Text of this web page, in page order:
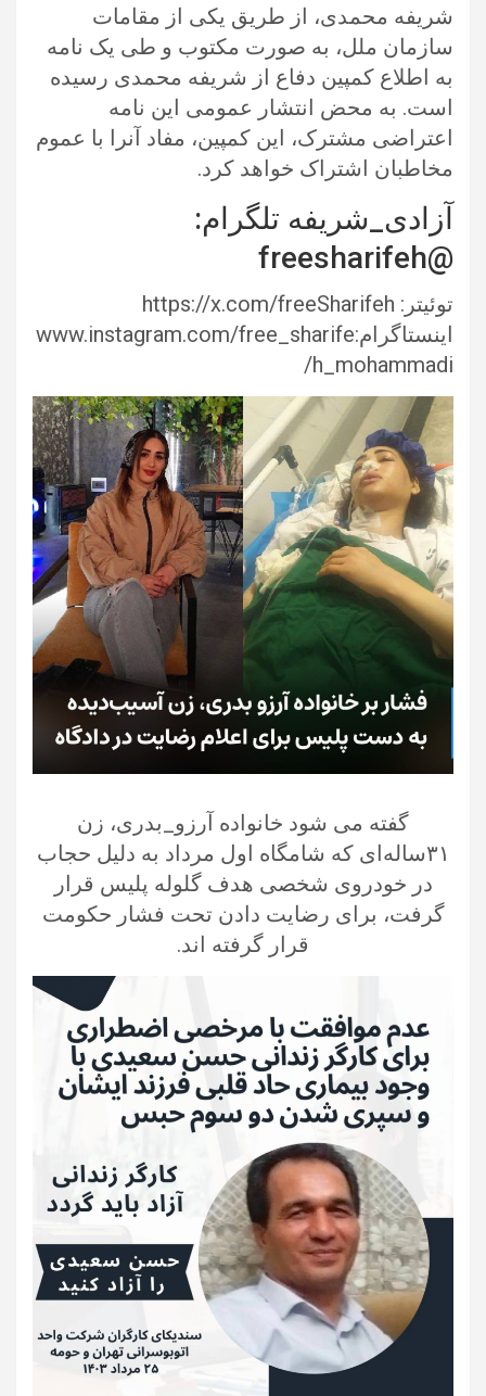
شریفه محمدی، از طریق یکی از مقامات
سازمان ملل، به صورت مکتوب و طی یک نامه
به اطلاع کمپین دفاع از شریفه محمدی رسیده
است. به محض انتشار عمومی این نامه
اعتراضی مشترک، این کمپین، مفاد آنرا با عموم
مخاطبان اشتراک خواهد کرد.
آزادی_شریفه تلگرام:
@freesharifeh
توئیتر: https://x.com/freeSharifeh
اینستاگرام:www.instagram.com/free_sharife
h_mohammadi/
گفته می شود خانواده آرزو_بدری، زن
۳۱ساله‌ای که شامگاه اول مرداد به دلیل حجاب
در خودروی شخصی هدف گلوله پلیس قرار
گرفت، برای رضایت دادن تحت فشار حکومت
قرار گرفته‌ اند.